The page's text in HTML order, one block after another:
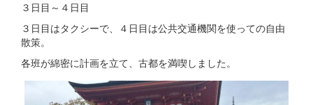
３日目～４日目
３日目はタクシーで、４日目は公共交通機関を使っての自由
散策。
各班が綿密に計画を立て、古都を満喫しました。